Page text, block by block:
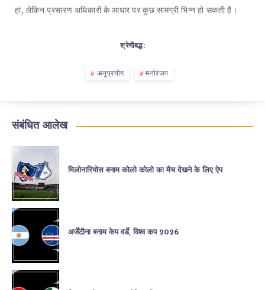
हां, लेकिन प्रसारण अधिकारों के आधार पर कुछ सामग्री भिन्न हो सकती है।
श्रेणीबद्ध:
अनुप्रयोग मनोरंजन
संबंधित आलेख
मिलोनारियोस बनाम कोलो कोलो का मैच देखने के लिए ऐप
अर्जेंटीना बनाम केप वर्डे, विश्व कप 2026